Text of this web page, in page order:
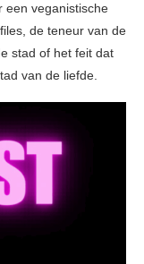
een veganistische
de teneur van de
stad of het feit dat
van de liefde.